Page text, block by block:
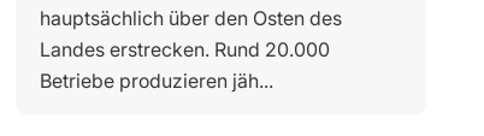
hauptsächlich über den Osten des
Landes erstrecken. Rund 20.000
Betriebe produzieren jäh...